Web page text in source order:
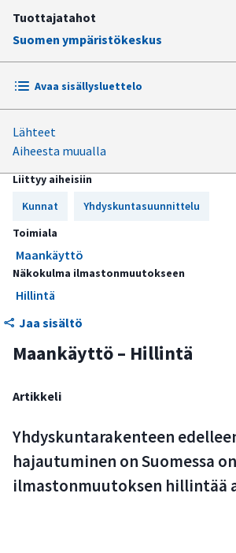
Tuottajatahot
Suomen ympäristökeskus
Avaa sisällysluettelo
Ongelmana on yhdyskuntarakenteen
suunnittelua
Lähteet
Aiheesta muualla
Liittyy aiheisiin
Kunnat
Yhdyskuntasuunnittelu
Toimiala
Maankäyttö
Näkokulma ilmastonmuutokseen
Hillintä
Jaa sisältö
Maankäyttö – Hillintä
Artikkeli
Yhdyskuntarakenteen
hajautuminen on Suomessa
ilmastonmuutoksen hillintää